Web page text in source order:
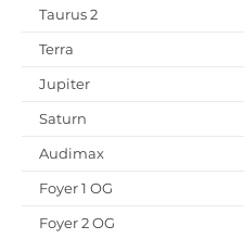
Taurus 2
Terra
Jupiter
Saturn
Audimax
Foyer 1 OG
Foyer 2 OG